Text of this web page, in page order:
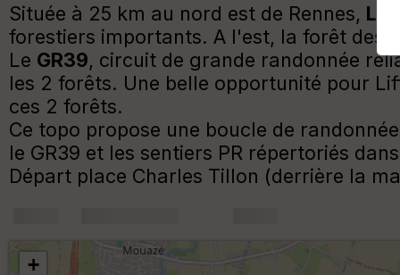
Située à 25 km au nord est de Rennes,
forestiers importants. A l'est, la forêt des
Le GR39, circuit de grande randonnée
les 2 forêts. Une belle opportunité pour
ces 2 forêts.
Ce topo propose une boucle de
le GR39 et les sentiers PR répertoriés
Départ place Charles Tillon (derrière la
+